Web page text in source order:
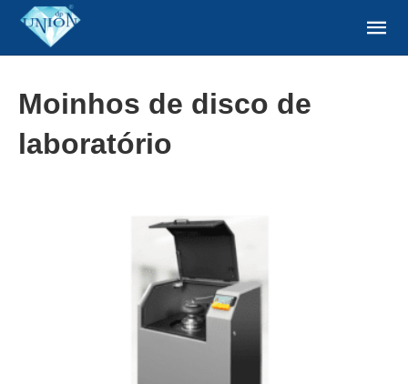
Moinhos de disco de
laboratório